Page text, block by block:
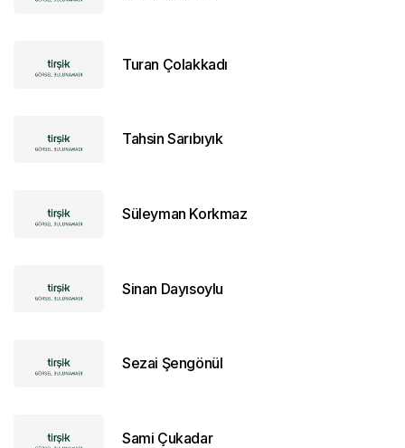
Turan Çolakkadı
Tahsin Sarıbıyık
Süleyman Korkmaz
Sinan Dayısoylu
Sezai Şengönül
Sami Çukadar